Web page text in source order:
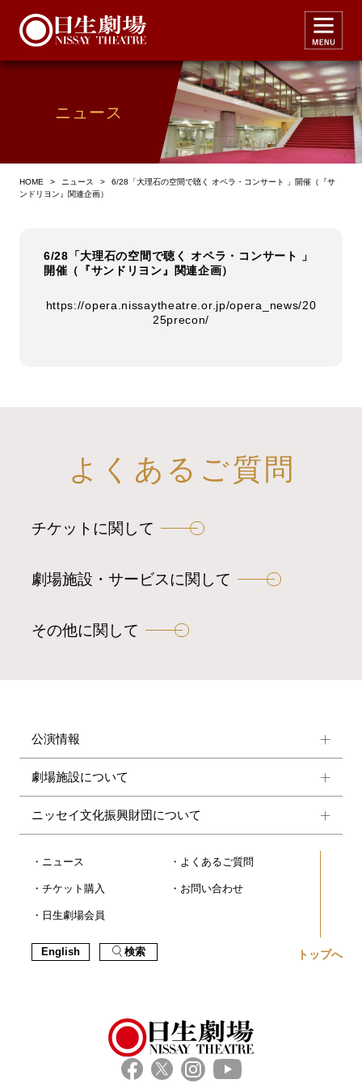
ニュース
HOME > ニュース >
6/28「大理石の空間で聴く オペラ・コンサート 」開催（『サ
ンドリヨン』関連企画）
6/28「大理石の空間で聴く オペラ・コンサート 」
開催（『サンドリヨン』関連企画）
https://opera.nissaytheatre.or.jp/opera_news/20
25precon/
よくあるご質問
チケットに関して
劇場施設・サービスに関して
その他に関して
公演情報
劇場施設について
ニッセイ文化振興財団について
ニュース
チケット購入
日生劇場会員
よくあるご質問
お問い合わせ
English 検索 トップへ